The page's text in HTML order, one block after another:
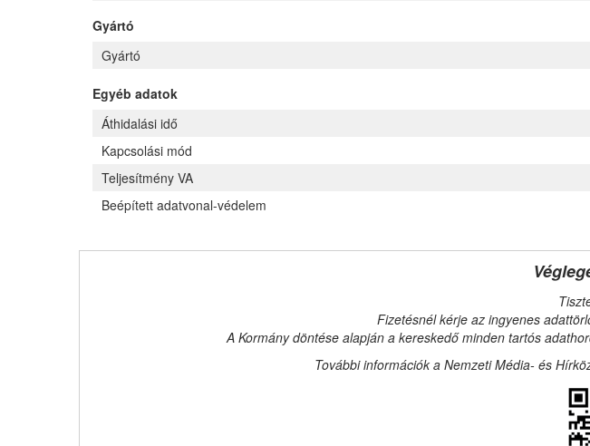
Gyártó
Gyártó
Egyéb adatok
Áthidalási idő
Kapcsolási mód
Teljesítmény VA
Beépített adatvonal-védelem
Fizetésnél kérje az ingyenes
A Kormány döntése alapján a kereskedő minden tartós
További információk a Nemzeti Média- és